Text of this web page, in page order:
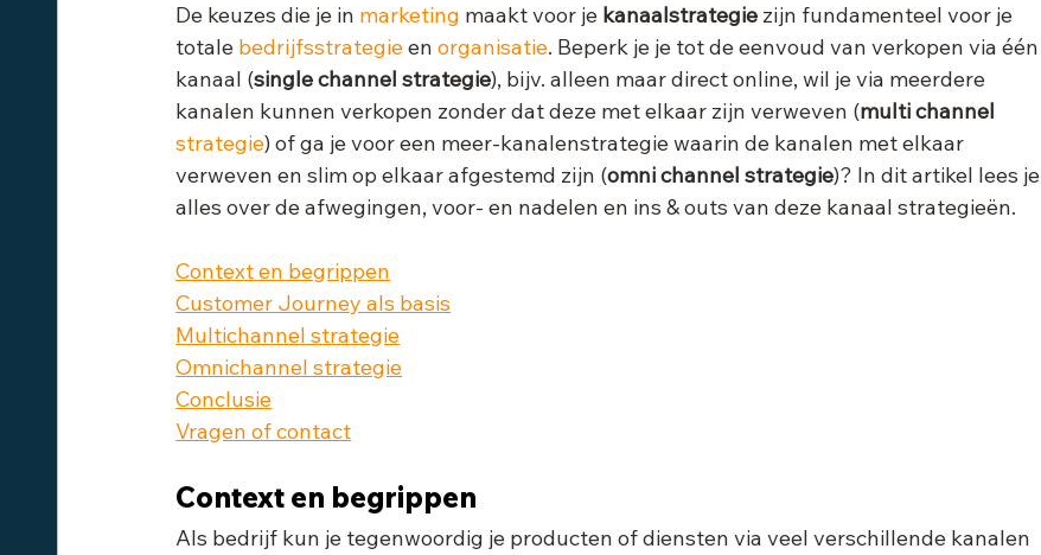
De keuzes die je in marketing maakt voor je kanaalstrategie zijn fundamenteel voor je
totale bedrijfsstrategie en organisatie. Beperk je je tot de eenvoud van verkopen via één
kanaal (single channel strategie), bijv. alleen maar direct online, wil je via meerdere
kanalen kunnen verkopen zonder dat deze met elkaar zijn verweven (multi channel
strategie) of ga je voor een meer-kanalenstrategie waarin de kanalen met elkaar
verweven en slim op elkaar afgestemd zijn (omni channel strategie)? In dit artikel lees je
alles over de afwegingen, voor- en nadelen en ins & outs van deze kanaal strategieën.
Context en begrippen
Customer Journey als basis
Multichannel strategie
Omnichannel strategie
Conclusie
Vragen of contact
Context en begrippen
Als bedrijf kun je tegenwoordig je producten of diensten via veel verschillende kanalen